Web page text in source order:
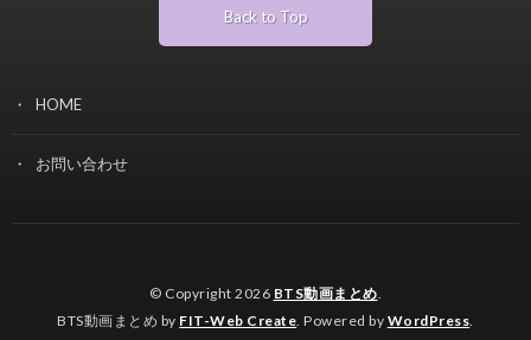
Back to Top
HOME
お問い合わせ
© Copyright 2026 BTS動画まとめ.
BTS動画まとめ by FIT-Web Create. Powered by WordPress.